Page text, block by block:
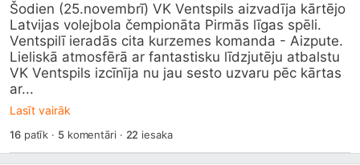
Šodien (25.novembrī) VK Ventspils aizvadīja kārtējo
Latvijas volejbola čempionāta Pirmās līgas spēli.
Ventspilī ieradās cita kurzemes komanda - Aizpute.
Lieliskā atmosfērā ar fantastisku līdzjutēju atbalstu
VK Ventspils izcīnīja nu jau sesto uzvaru pēc kārtas
ar...
Lasīt vairāk
16patīk · 5komentāri · 22 iesaka